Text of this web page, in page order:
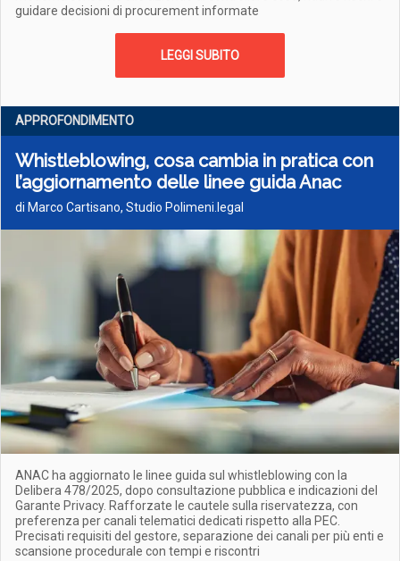
guidare decisioni di procurement informate
LEGGI SUBITO
APPROFONDIMENTO
Whistleblowing, cosa cambia in pratica con
l’aggiornamento delle linee guida Anac
di Marco Cartisano, Studio Polimeni.legal
ANAC ha aggiornato le linee guida sul whistleblowing con la
Delibera 478/2025, dopo consultazione pubblica e indicazioni del
Garante Privacy. Rafforzate le cautele sulla riservatezza, con
preferenza per canali telematici dedicati rispetto alla PEC.
Precisati requisiti del gestore, separazione dei canali per più enti e
scansione procedurale con tempi e riscontri